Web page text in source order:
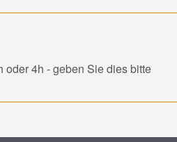
oder 4h - geben Sie dies bitte